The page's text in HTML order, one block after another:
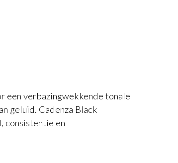
een verbazingwekkende tonale
geluid. Cadenza Black
consistentie en